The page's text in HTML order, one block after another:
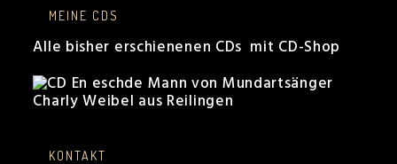
MEINE CDS
Alle bisher erschienenen CDs mit CD-Shop
KONTAKT